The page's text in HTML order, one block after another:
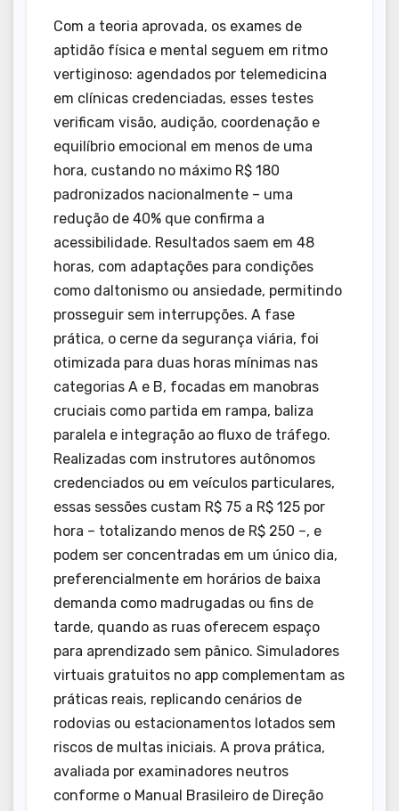
Com a teoria aprovada, os exames de
aptidão física e mental seguem em ritmo
vertiginoso: agendados por telemedicina
em clínicas credenciadas, esses testes
verificam visão, audição, coordenação e
equilíbrio emocional em menos de uma
hora, custando no máximo R$ 180
padronizados nacionalmente – uma
redução de 40% que confirma a
acessibilidade. Resultados saem em 48
horas, com adaptações para condições
como daltonismo ou ansiedade, permitindo
prosseguir sem interrupções. A fase
prática, o cerne da segurança viária, foi
otimizada para duas horas mínimas nas
categorias A e B, focadas em manobras
cruciais como partida em rampa, baliza
paralela e integração ao fluxo de tráfego.
Realizadas com instrutores autônomos
credenciados ou em veículos particulares,
essas sessões custam R$ 75 a R$ 125 por
hora – totalizando menos de R$ 250 –, e
podem ser concentradas em um único dia,
preferencialmente em horários de baixa
demanda como madrugadas ou fins de
tarde, quando as ruas oferecem espaço
para aprendizado sem pânico. Simuladores
virtuais gratuitos no app complementam as
práticas reais, replicando cenários de
rodovias ou estacionamentos lotados sem
riscos de multas iniciais. A prova prática,
avaliada por examinadores neutros
conforme o Manual Brasileiro de Direção